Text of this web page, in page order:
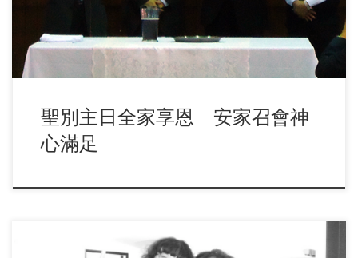
聖別主日全家享恩 安家召會神
心滿足